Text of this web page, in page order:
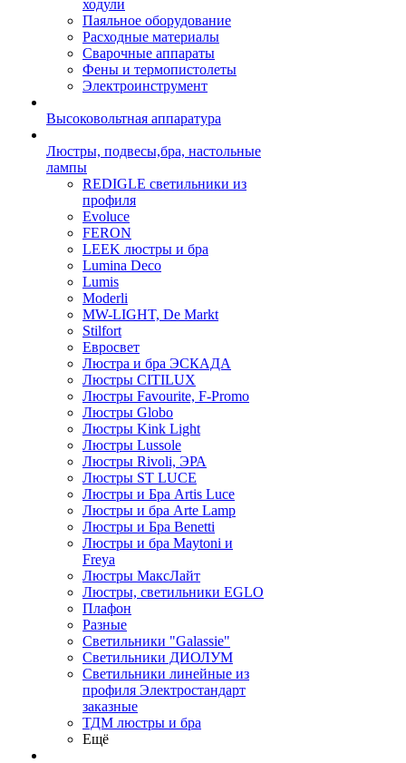
ходули
Паяльное оборудование
Расходные материалы
Сварочные аппараты
Фены и термопистолеты
Электроинструмент
Высоковольтная аппаратура
Люстры, подвесы,бра, настольные
лампы
REDIGLE светильники из
профиля
Evoluce
FERON
LEEK люстры и бра
Lumina Deco
Lumis
Moderli
MW-LIGHT, De Markt
Stilfort
Евросвет
Люстра и бра ЭСКАДА
Люстры CITILUX
Люстры Favourite, F-Promo
Люстры Globo
Люстры Kink Light
Люстры Lussole
Люстры Rivoli, ЭРА
Люстры ST LUCE
Люстры и Бра Artis Luce
Люстры и бра Arte Lamp
Люстры и Бра Benetti
Люстры и бра Maytoni и
Freya
Люстры МаксЛайт
Люстры, светильники EGLO
Плафон
Разные
Светильники "Galassie"
Светильники ДИОЛУМ
Светильники линейные из
профиля Электростандарт
заказные
ТДМ люстры и бра
Ещё